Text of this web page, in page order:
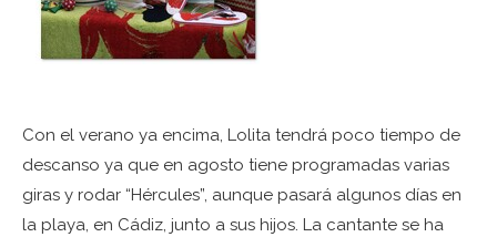
Con el verano ya encima, Lolita tendrá poco tiempo de
descanso ya que en agosto tiene programadas varias
giras y rodar “Hércules”, aunque pasará algunos días en
la playa, en Cádiz, junto a sus hijos. La cantante se ha